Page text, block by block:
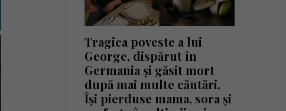
Tragica poveste a lui
George, dispărut în
Germania și găsit mort
după mai multe căutări.
Își pierduse mama, sora și